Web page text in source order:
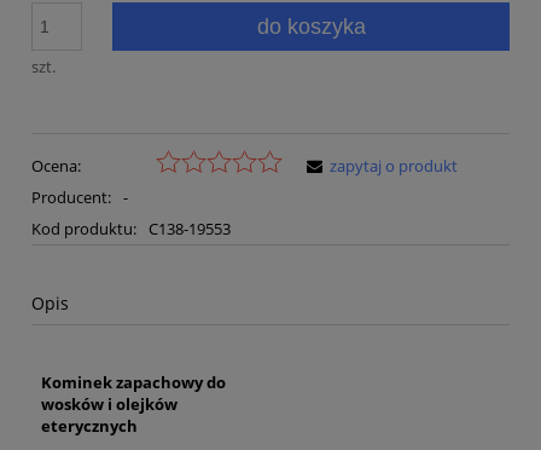
szt.
do koszyka
Ocena:
Producent: -
Kod produktu:
C138-19553
zapytaj o produkt
Opis
Kominek zapachowy do
wosków i olejków
eterycznych